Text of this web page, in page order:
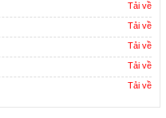
Tải về
Tải về
Tải về
Tải về
Tải về